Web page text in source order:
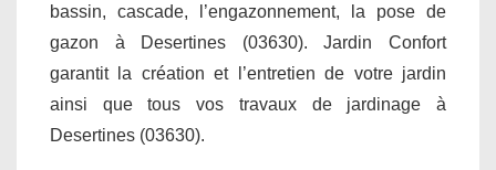
bassin, cascade, l’engazonnement, la pose de
gazon à Desertines (03630). Jardin Confort
garantit la création et l’entretien de votre jardin
ainsi que tous vos travaux de jardinage à
Desertines (03630).